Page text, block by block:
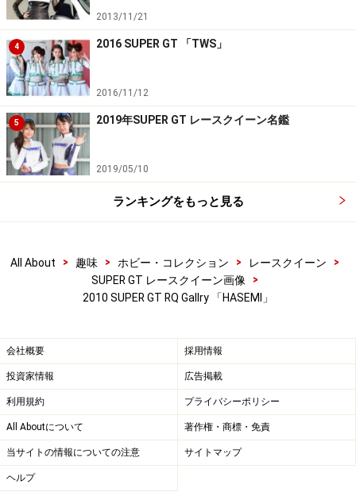
2013/11/21
4 2016 SUPER GT 「TWS」
2016/11/12
5 2019年SUPER GT レースクイーン名鑑
2019/05/10
ランキングをもっと見る
All About > 趣味 > ホビー・コレクション > レースクイーン
>
SUPER GT レースクイーン画像
>
2010 SUPER GT RQ Gallry 「HASEMI」
会社概要 採用情報
投資家情報 広告掲載
利用規約 プライバシーポリシー
All Aboutについて 著作権・商標・免責
当サイトの情報についての注意 サイトマップ
ヘルプ